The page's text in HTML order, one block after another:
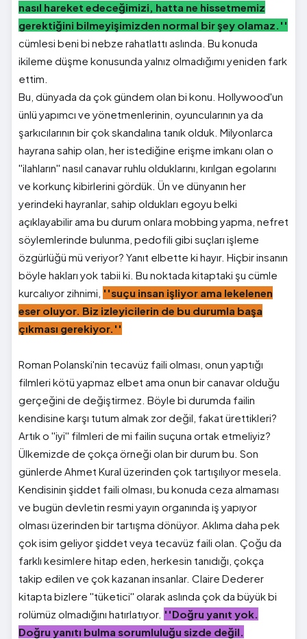
nasıl hareket edeceğimizi, hatta ne hissetmemiz
gerektiğini bilmeyişimizden normal bir şey olamaz.''
cümlesi beni bi nebze rahatlattı aslında. Bu konuda
ikileme düşme konusunda yalnız olmadığımı yeniden fark
ettim.
Bu, dünyada da çok gündem olan bi konu. Hollywood'un
ünlü yapımcı ve yönetmenlerinin, oyuncularının ya da
şarkıcılarının bir çok skandalına tanık olduk. Milyonlarca
hayrana sahip olan, her istediğine erişme imkanı olan o
''ilahların'' nasıl canavar ruhlu olduklarını, kırılgan egolarını
ve korkunç kibirlerini gördük. Ün ve dünyanın her
yerindeki hayranlar, sahip oldukları egoyu belki
açıklayabilir ama bu durum onlara mobbing yapma, nefret
söylemlerinde bulunma, pedofili gibi suçları işleme
özgürlüğü mü veriyor? Yanıt elbette ki hayır. Hiçbir insanın
böyle hakları yok tabii ki. Bu noktada kitaptaki şu cümle
kurcalıyor zihnimi, ''suçu insan işliyor ama lekelenen
eser oluyor. Biz izleyicilerin de bu durumla başa
çıkması gerekiyor.''
Roman Polanski'nin tecavüz faili olması, onun yaptığı
filmleri kötü yapmaz elbet ama onun bir canavar olduğu
gerçeğini de değiştirmez. Böyle bi durumda failin
kendisine karşı tutum almak zor değil, fakat ürettikleri?
Artık o ''iyi'' filmleri de mi failin suçuna ortak etmeliyiz?
Ülkemizde de çokça örneği olan bir durum bu. Son
günlerde Ahmet Kural üzerinden çok tartışılıyor mesela.
Kendisinin şiddet faili olması, bu konuda ceza almaması
ve bugün devletin resmi yayın organında iş yapıyor
olması üzerinden bir tartışma dönüyor. Aklıma daha pek
çok isim geliyor şiddet veya tecavüz faili olan. Çoğu da
farklı kesimlere hitap eden, herkesin tanıdığı, çokça
takip edilen ve çok kazanan insanlar. Claire Dederer
kitapta bizlere ''tüketici'' olarak aslında çok da büyük bi
rolümüz olmadığını hatırlatıyor. ''Doğru yanıt yok.
Doğru yanıtı bulma sorumluluğu sizde değil.